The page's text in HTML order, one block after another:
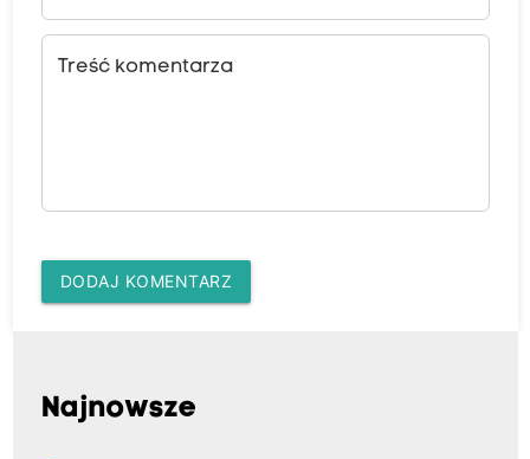
Treść komentarza
DODAJ KOMENTARZ
Najnowsze